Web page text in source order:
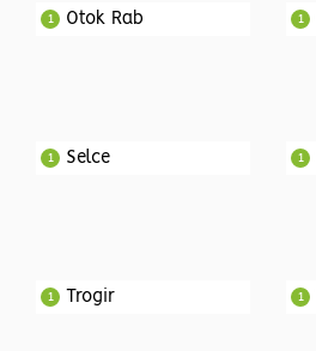
Otok Rab
1 1
Selce
1 1
Trogir
1 1